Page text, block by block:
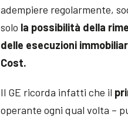
adempiere regolarmente,
solo la possibilità della
delle esecuzioni
Cost.
Il GE ricorda infatti che il
operante ogni qual volta –